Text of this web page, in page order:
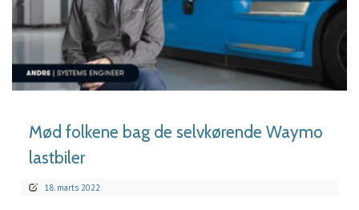
LÆS MERE
Mød folkene bag de selvkørende Waymo
lastbiler
18. marts 2022